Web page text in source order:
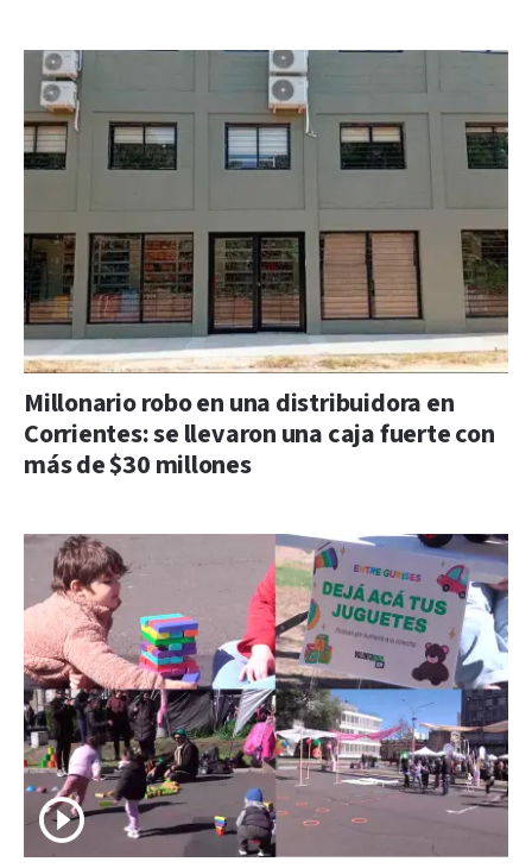
Millonario robo en una distribuidora en
Corrientes: se llevaron una caja fuerte con
más de $30 millones